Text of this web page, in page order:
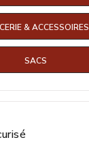
& ACCESSOIRES
SACS